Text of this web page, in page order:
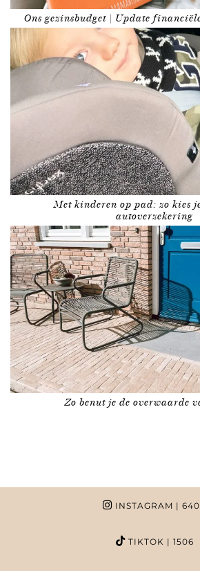
Ons gezinsbudget | Update
Met kinderen op pad: zo kies
autoverzekering
Zo benut je de overwaarde
INSTAGRAM |
TIKTOK | 1506